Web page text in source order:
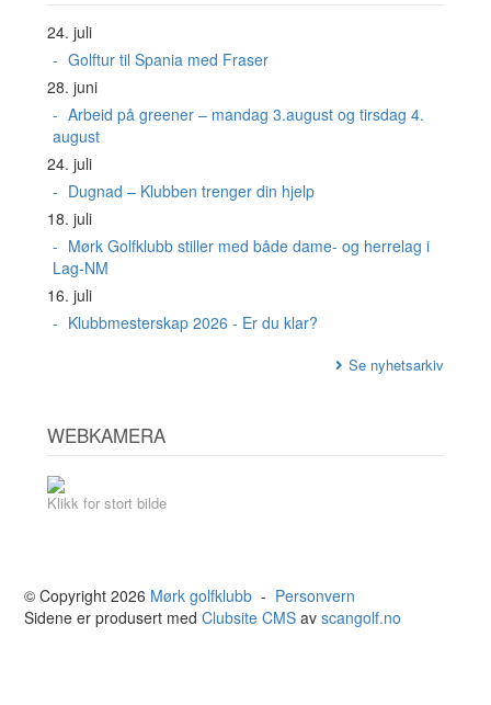
24. juli
Golftur til Spania med Fraser
28. juni
Arbeid på greener – mandag 3.august og tirsdag 4.
august
24. juli
Dugnad – Klubben trenger din hjelp
18. juli
Mørk Golfklubb stiller med både dame- og herrelag i
Lag-NM
16. juli
Klubbmesterskap 2026 - Er du klar?
Se nyhetsarkiv
WEBKAMERA
Klikk for stort bilde
© Copyright 2026 Mørk golfklubb - Personvern
Sidene er produsert medClubsite CMS avscangolf.no